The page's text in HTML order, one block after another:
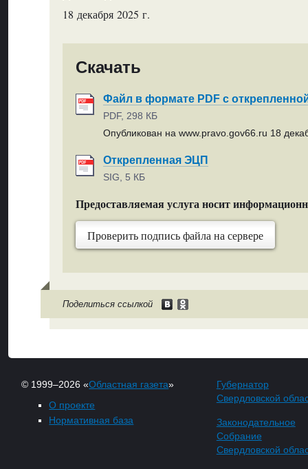
18 декабря 2025 г.
Скачать
Файл в формате PDF с
PDF, 298 КБ
Опубликован на www.pravo.gov66.ru 18
Открепленная ЭЦП
SIG, 5 КБ
Предоставляемая услуга носит
Проверить подпись файла на сервере
Поделиться ссылкой
© 1999–2026 «Областная газета»
О проекте
Нормативная база
Губернатор
Свердловской
Законодательное
Собрание
Свердловской